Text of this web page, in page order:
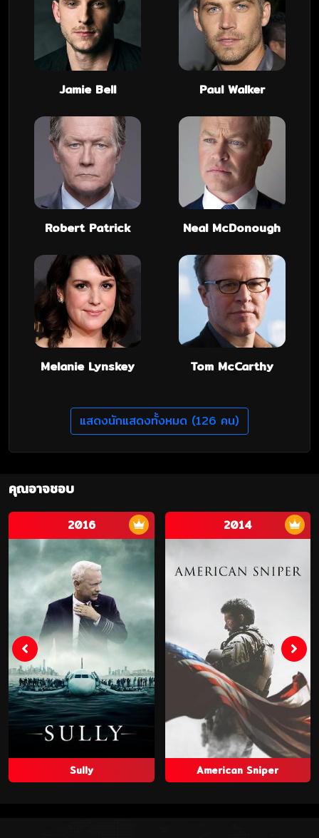
Jamie Bell Paul Walker
Robert Patrick Neal McDonough
Melanie Lynskey Tom McCarthy
แสดงนักแสดงทั้งหมด (126 คน)
คุณอาจชอบ
2016
Sully
2014
American Sniper